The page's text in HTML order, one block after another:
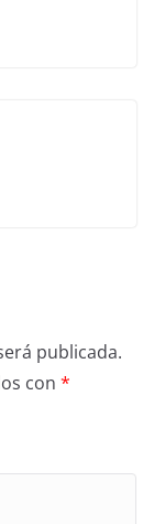
publicada.
con *